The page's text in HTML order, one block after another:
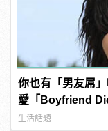
你也有「男友屌
愛「Boyfriend
生活話題